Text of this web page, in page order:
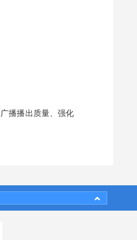
播播出质量、强化